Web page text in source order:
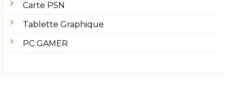
Carte PSN
Tablette Graphique
PC GAMER